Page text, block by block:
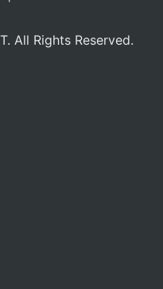
All Rights Reserved.